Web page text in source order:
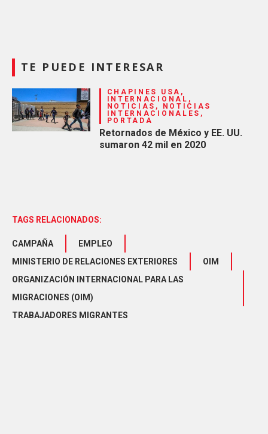
TE PUEDE INTERESAR
CHAPINES USA,
INTERNACIONAL,
NOTICIAS, NOTICIAS
INTERNACIONALES,
PORTADA
Retornados de México y EE. UU.
sumaron 42 mil en 2020
TAGS RELACIONADOS:
CAMPAÑA
EMPLEO
MINISTERIO DE RELACIONES EXTERIORES
OIM
ORGANIZACIÓN INTERNACIONAL PARA LAS
MIGRACIONES (OIM)
TRABAJADORES MIGRANTES